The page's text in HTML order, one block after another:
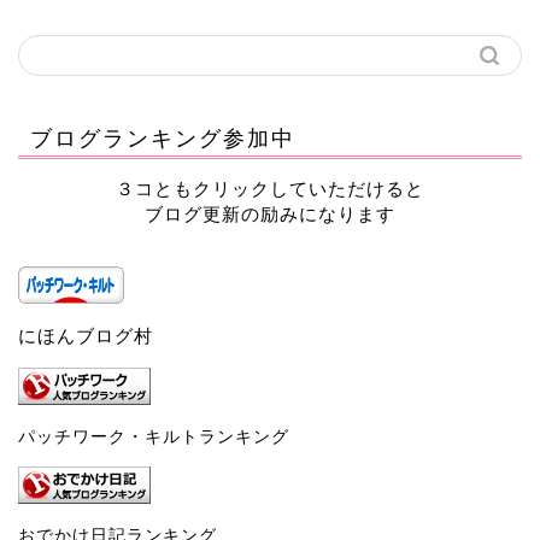
ブログランキング参加中
３コともクリックしていただけると
ブログ更新の励みになります
にほんブログ村
パッチワーク・キルトランキング
おでかけ日記ランキング